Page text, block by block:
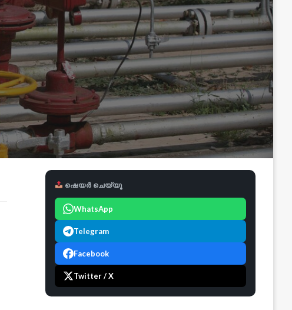
ഷെയർ ചെയ്യൂ
WhatsApp
Telegram
Facebook
Twitter / X